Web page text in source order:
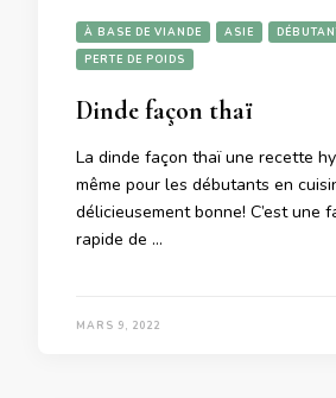
À BASE DE VIANDE ASIE
PERTE DE POIDS
Dinde façon thaï
La dinde façon thaï une recette
même pour les débutants en
délicieusement bonne! C’est une
rapide de …
MARS 9, 2022